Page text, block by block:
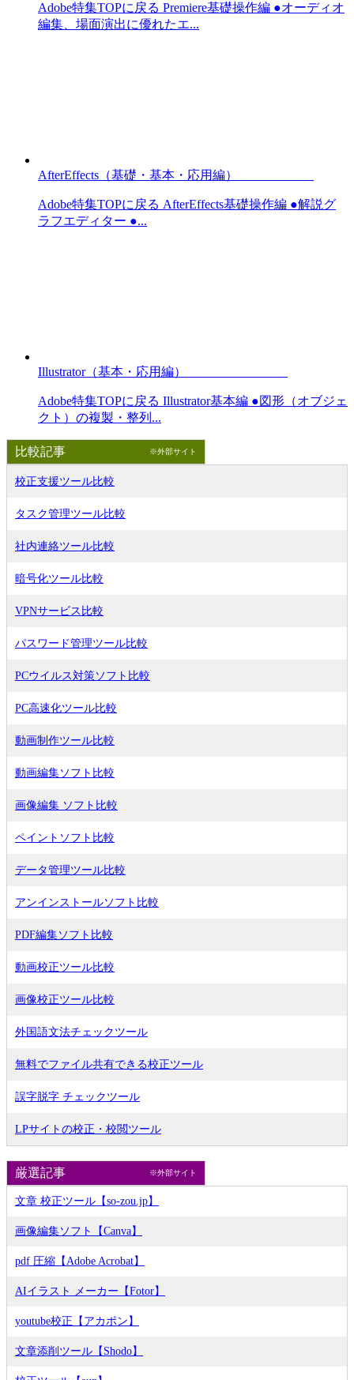
Adobe特集TOPに戻る Premiere基礎操作編 ●オーディオ
編集、場面演出に優れたエ...
AfterEffects（基礎・基本・応用編）
Adobe特集TOPに戻る AfterEffects基礎操作編 ●解説グ
ラフエディター ●...
Illustrator（基本・応用編）
Adobe特集TOPに戻る Illustrator基本編 ●図形（オブジェ
クト）の複製・整列...
比較記事 ※外部サイト
校正支援ツール比較
タスク管理ツール比較
社内連絡ツール比較
暗号化ツール比較
VPNサービス比較
パスワード管理ツール比較
PCウイルス対策ソフト比較
PC高速化ツール比較
動画制作ツール比較
動画編集ソフト比較
画像編集 ソフト比較
ペイントソフト比較
データ管理ツール比較
アンインストールソフト比較
PDF編集ソフト比較
動画校正ツール比較
画像校正ツール比較
外国語文法チェックツール
無料でファイル共有できる校正ツール
誤字脱字 チェックツール
LPサイトの校正・校閲ツール
厳選記事 ※外部サイト
文章 校正ツール【so-zou.jp】
画像編集ソフト【Canva】
pdf 圧縮【Adobe Acrobat】
AIイラスト メーカー【Fotor】
youtube校正【アカポン】
文章添削ツール【Shodo】